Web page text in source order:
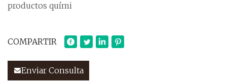
productos quími
COMPARTIR
Enviar Consulta